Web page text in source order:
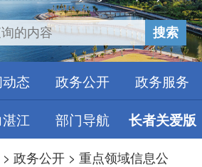
搜索
态 政务公开
政务服务
江 部门导航 长者关爱版
>政务公开 >重点领域信息公